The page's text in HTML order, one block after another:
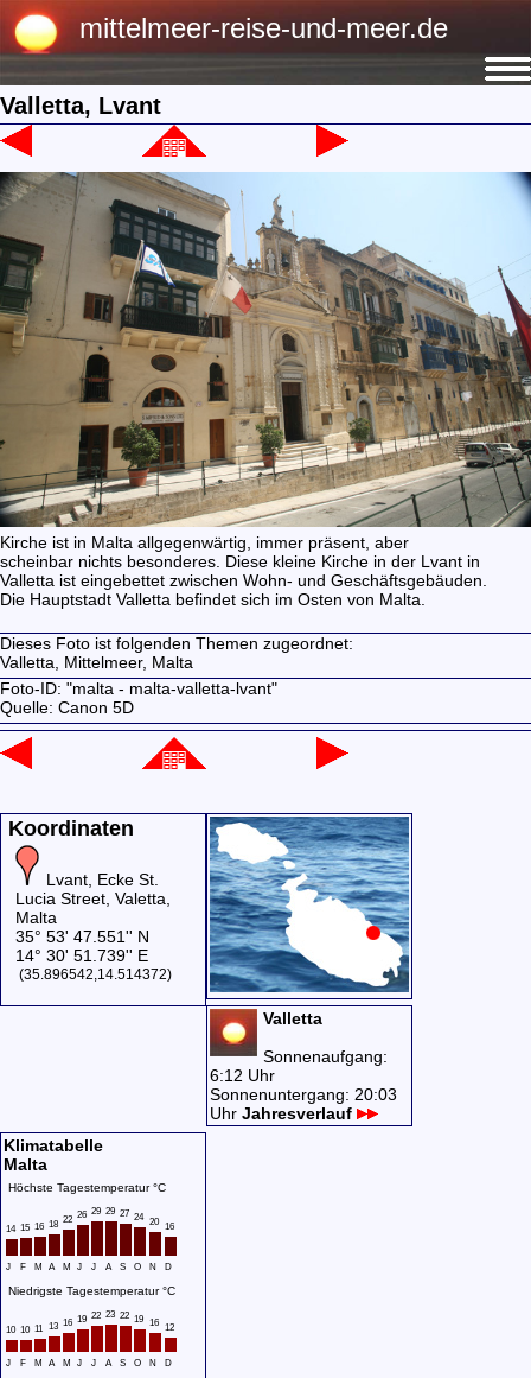
mittelmeer-reise-und-meer.de
Valletta, Lvant
Kirche ist in Malta allgegenwärtig, immer präsent, aber
scheinbar nichts besonderes. Diese kleine Kirche in der Lvant in
Valletta ist eingebettet zwischen Wohn- und Geschäftsgebäuden.
Die Hauptstadt Valletta befindet sich im Osten von Malta.
Dieses Foto ist folgenden Themen zugeordnet:
Valletta,
Mittelmeer, Malta
Foto-ID: "malta - malta-valletta-lvant"
Quelle: Canon 5D
Koordinaten
Lvant, Ecke St.
Lucia Street, Valetta,
Malta
35° 53' 47.551'' N
14° 30' 51.739'' E
(35.896542,14.514372)
Valletta
Sonnenaufgang:
6:12 Uhr
Sonnenuntergang: 20:03
Uhr Jahresverlauf
Klimatabelle
Malta
Höchste Tagestemperatur °C
14 15 16 18 22 26 29 29 27 24 20 16
J F M A M J J A S O N D
Niedrigste Tagestemperatur °C
10 10 11 13 16 19 22 23 22 19 16 12
J F M A M J J A S O N D